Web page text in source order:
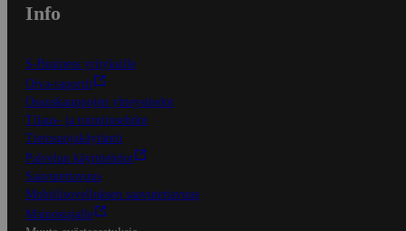
Info
S-Business yrityksille
Oiva-raportit
Osuuskauppojen yhteystiedot
Tilaus- ja toimitusehdot
Tietosuojakäytäntö
Palvelun käyttöehdot
Saavutettavuus
Mobiilisovelluksen saavutettavuus
Mainostajalle